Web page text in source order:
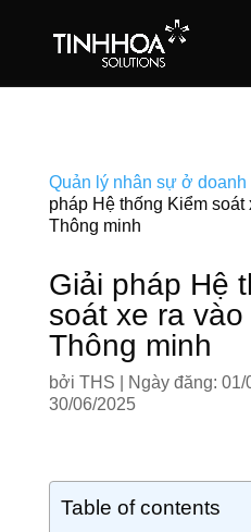
Quản lý nhân sự ở doanh
pháp Hệ thống Kiểm
Thông minh
Giải pháp Hệ
soát xe ra
Thông minh
bởi THS
Ngày đăng:
30/06/2025
Table of contents